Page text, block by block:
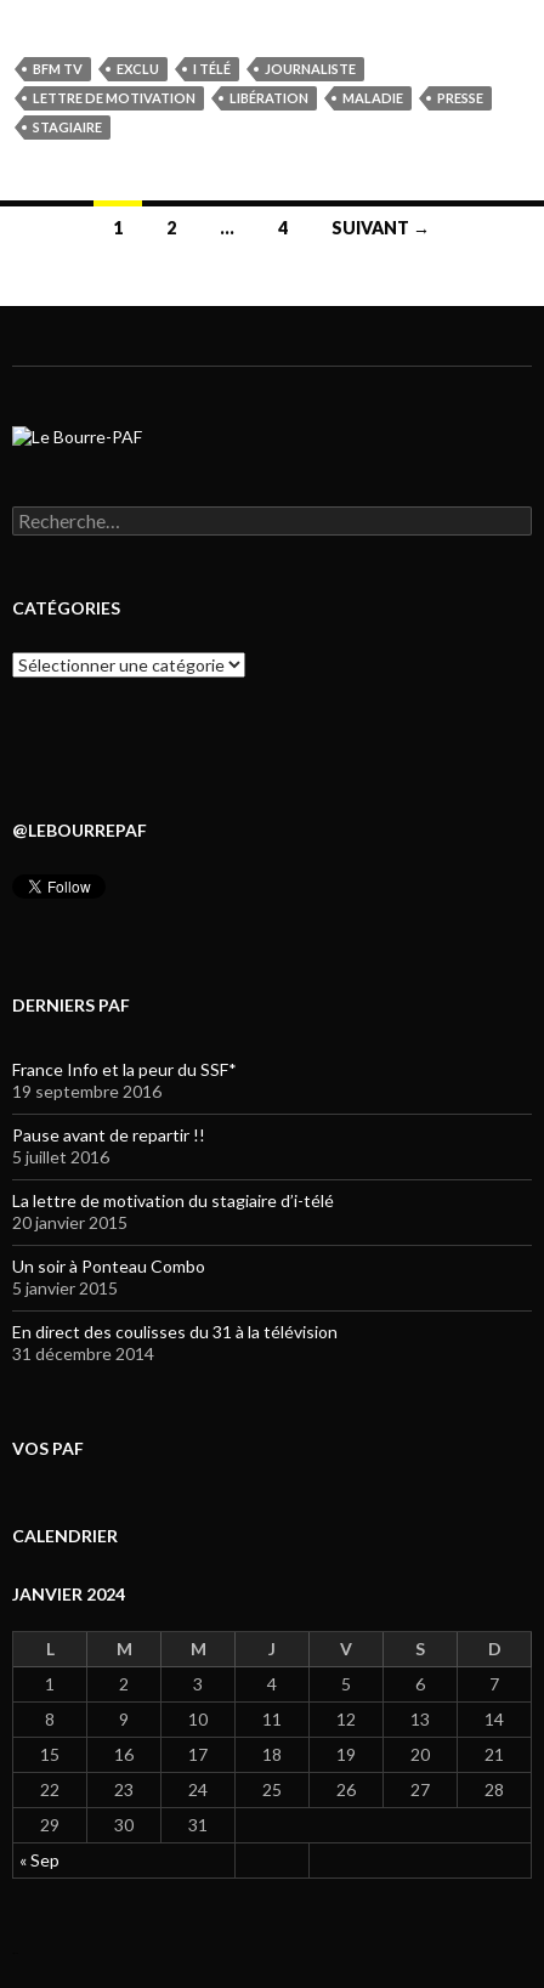
BFM TV EXCLU I TÉLÉ
JOURNALISTE
LETTRE DE MOTIVATION
LIBÉRATION MALADIE
PRESSE
STAGIAIRE
1 2 … 4 SUIVANT →
Rechercher :
CATÉGORIES
Catégories
@LEBOURREPAF
DERNIERS PAF
France Info et la peur du SSF*
19 septembre 2016
Pause avant de repartir !!
5 juillet 2016
La lettre de motivation du stagiaire d’i-télé
20 janvier 2015
Un soir à Ponteau Combo
5 janvier 2015
En direct des coulisses du 31 à la télévision
31 décembre 2014
VOS PAF
CALENDRIER
JANVIER 2024
L M M J V S D
« Sep
1 2 3 4 5 6
7
8
9 10 11 12 13
14
15
16 17 18 19 20
21
22
23 24 25 26 27
28
29
30 31